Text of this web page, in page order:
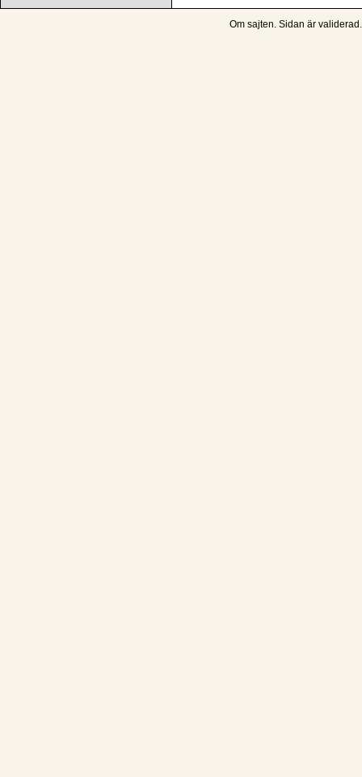
Om sajten. Sidan är validerad